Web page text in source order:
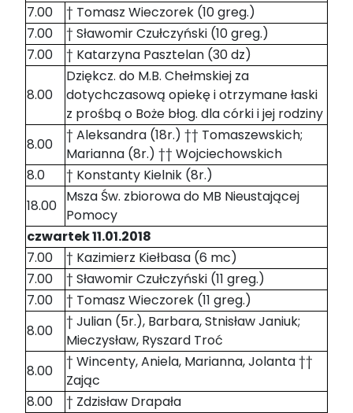
7.00
† Tomasz Wieczorek (10 greg.)
7.00
† Sławomir Czułczyński (10 greg.)
7.00
† Katarzyna Pasztelan (30 dz)
8.00
Dziękcz. do M.B. Chełmskiej za
dotychczasową opiekę i otrzymane łaski
z prośbą o Boże błog. dla córki i jej rodziny
8.00
† Aleksandra (18r.) †† Tomaszewskich;
Marianna (8r.) †† Wojciechowskich
8.0
† Konstanty Kielnik (8r.)
18.00
Msza Św. zbiorowa do MB Nieustającej
Pomocy
czwartek 11.01.2018
7.00
† Kazimierz Kiełbasa (6 mc)
7.00
† Sławomir Czułczyński (11 greg.)
7.00
† Tomasz Wieczorek (11 greg.)
8.00
† Julian (5r.), Barbara, Stnisław Janiuk;
Mieczysław, Ryszard Troć
8.00
† Wincenty, Aniela, Marianna, Jolanta ††
Zając
8.00
† Zdzisław Drapała